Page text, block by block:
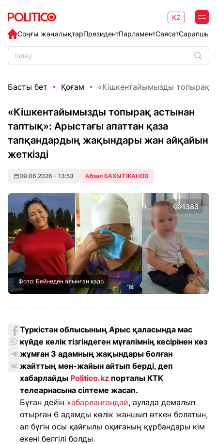
Соңғы жаңалықтарПрезидентПарламентСаясат
KZ
Басты бет Қоғам «Кішкентайымызды топырақ
«Кішкентайымызды топырақ астынан
таптық»: Арыстағы апаттан қаза
тапқандардың жақындары жан айқайын
жеткізді
09.06.2026 • 13:53 Абзал БАХЫТЖАНОВ
1383
Фото: Бейнеден алынған кадр
Түркістан облысының Арыс қаласында мас
күйде көлік тізгіндеген мұғалімнің кесірінен көз
жұмған 3 адамның жақындары болған
жайттың мән-жайын айтып берді, деп
хабарлайды Politico.kz порталы КТК
телеарнасына сілтеме жасап.
Бұған дейін хабарланғандай, аулада демалып
отырған 6 адамды көлік жаншып өткен болатын,
ал бүгін осы қайғылы оқиғаның құрбандары кім
екені белгілі болды.